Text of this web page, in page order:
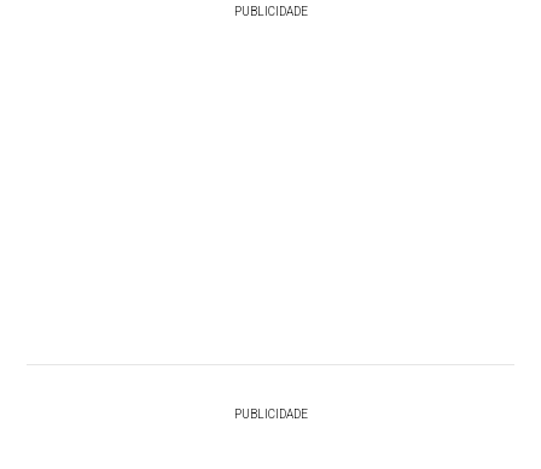
PUBLICIDADE
PUBLICIDADE